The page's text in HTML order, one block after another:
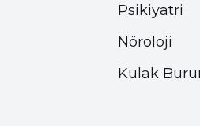
zamanlarda virüsle
bağışıklık kazanmıştır.
görülmesi virüsün
Psikiyatri
Nöroloji
Kulak